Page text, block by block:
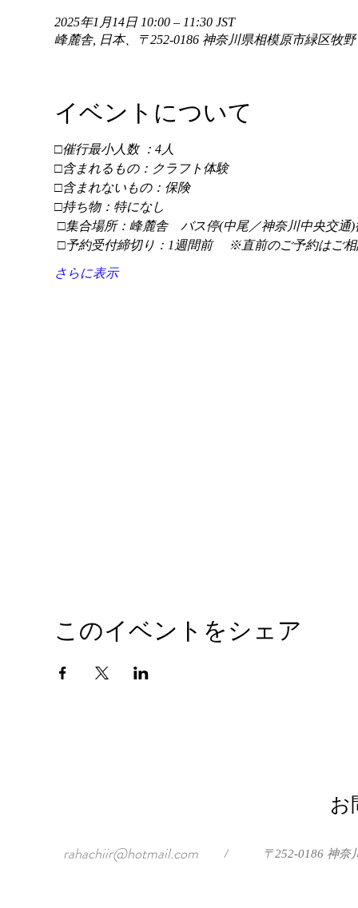
2025年1月14日 10:00 – 11:30 JST
峰麓舎, 日本、〒252-0186 神奈川県相模原市緑区牧
イベントについて
□催行最小人数 ：4人
□含まれるもの：クラフト体験
□含まれないもの：保険
□持ち物：特になし
□集合場所：峰麓舎　バス停(中尾／神奈川中央交通)
□予約受付締切り：1週間前 　※直前のご予約はご
さらに表示
このイベントをシェア
お
rahachiir@hotmail.com / 〒252-0186 神奈